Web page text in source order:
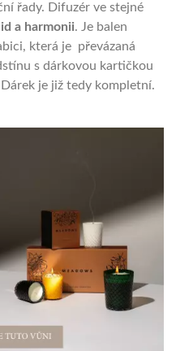
řady. Difuzér ve stejné
a harmonii. Je balen
která je převázaná
s dárkovou kartičkou
je již tedy kompletní.